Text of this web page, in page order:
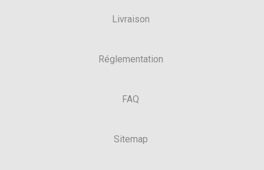
Livraison
Réglementation
FAQ
Sitemap